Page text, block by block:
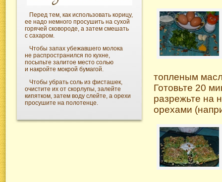
Перед тем, как использовать корицу,
ее надо немного просушить на сухой
горячей сковороде, а затем смешать
с сахаром.
Чтобы запах убежавшего молока
не распространился по кухне,
посыпьте залитое место солью
и накройте мокрой бумагой.
Чтобы убрать соль из фисташек,
очистите их от скорлупы, залейте
кипятком, затем воду слейте, а орехи
просушите на полотенце.
топленым
Готовьте 20
разрежьте на
орехами